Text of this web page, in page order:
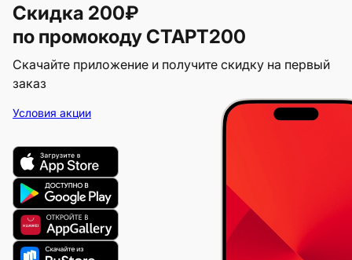
Скидка 200₽
по промокоду СТАРТ200
Скачайте приложение и получите скидку на первый
заказ
Условия акции